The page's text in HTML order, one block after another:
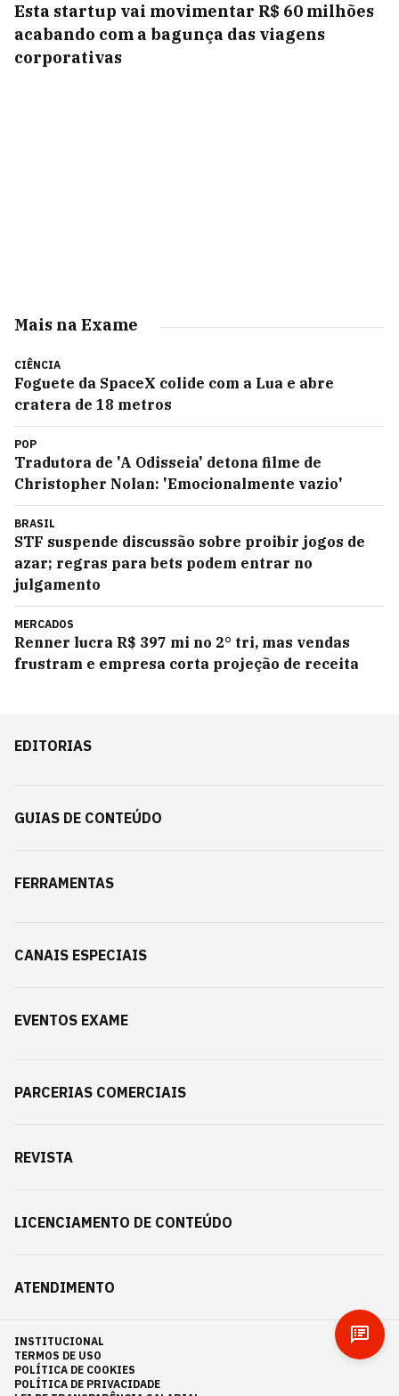
Esta startup vai movimentar R$ 60 milhões
acabando com a bagunça das viagens
corporativas
Mais na Exame
CIÊNCIA
Foguete da SpaceX colide com a Lua e abre
cratera de 18 metros
POP
Tradutora de 'A Odisseia' detona filme de
Christopher Nolan: 'Emocionalmente vazio'
BRASIL
STF suspende discussão sobre proibir jogos de
azar; regras para bets podem entrar no
julgamento
MERCADOS
Renner lucra R$ 397 mi no 2° tri, mas vendas
frustram e empresa corta projeção de receita
EDITORIAS
GUIAS DE CONTEÚDO
FERRAMENTAS
CANAIS ESPECIAIS
EVENTOS EXAME
PARCERIAS COMERCIAIS
REVISTA
LICENCIAMENTO DE CONTEÚDO
ATENDIMENTO
INSTITUCIONAL
TERMOS DE USO
POLÍTICA DE COOKIES
POLÍTICA DE PRIVACIDADE